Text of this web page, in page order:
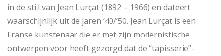
in de stijl van Jean Lurçat (1892 – 1966) en dateert
waarschijnlijk uit de jaren ’40/’50. Jean Lurçat is een
Franse kunstenaar die er met zijn modernistische
ontwerpen voor heeft gezorgd dat de “tapisserie”-